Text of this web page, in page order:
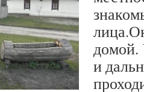
домой.
и